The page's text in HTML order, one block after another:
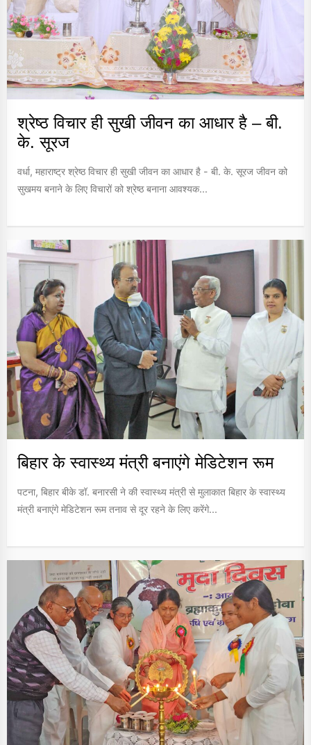
श्रेष्ठ विचार ही सुखी जीवन का आधार है – बी.
के. सूरज
वर्धा, महाराष्ट्र श्रेष्ठ विचार ही सुखी जीवन का आधार है - बी. के. सूरज जीवन को
सुखमय बनाने के लिए विचारों को श्रेष्ठ बनाना आवश्यक...
बिहार के स्वास्थ्य मंत्री बनाएंगे मेडिटेशन रूम
पटना, बिहार बीके डॉ. बनारसी ने की स्वास्थ्य मंत्री से मुलाकात बिहार के स्वास्थ्य
मंत्री बनाएंगे मेडिटेशन रूम तनाव से दूर रहने के लिए करेंगे...